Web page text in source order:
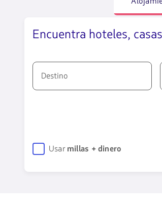
Encuentra hoteles,
Destino
las
teclasUsarmillas + dinero